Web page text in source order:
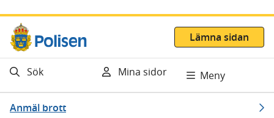
Gå direkt till innehåll
Lämna sidan
Sök Mina sidor Meny
Anmäl brott